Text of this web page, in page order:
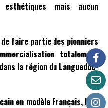
mais aucun
de faire partie des pionniers
totalement
la région du Languedoc-
en modèle Français, Kym